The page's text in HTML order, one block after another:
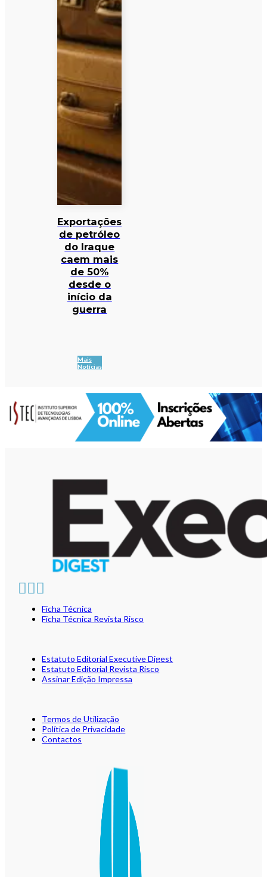
Exportações
de petróleo
do Iraque
caem mais
de 50%
desde o
início da
guerra
Mais
Notícias
Ficha Técnica
Ficha Técnica Revista Risco
Estatuto Editorial Executive Digest
Estatuto Editorial Revista Risco
Assinar Edição Impressa
Termos de Utilização
Política de Privacidade
Contactos